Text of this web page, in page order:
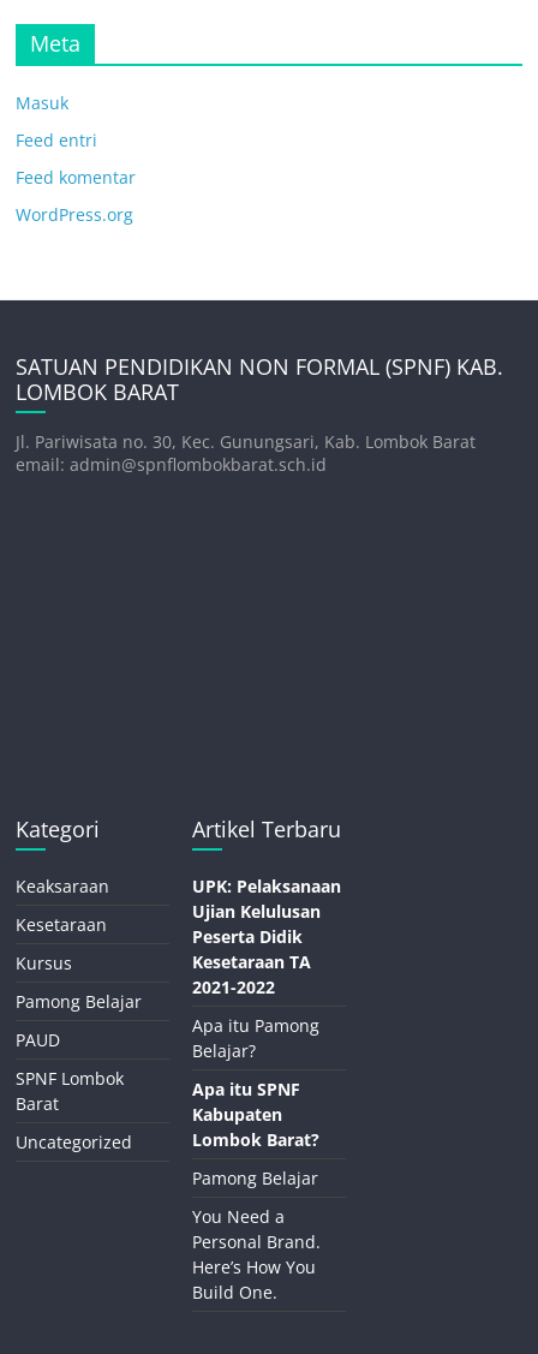
Meta
Masuk
Feed entri
Feed komentar
WordPress.org
SATUAN PENDIDIKAN NON FORMAL (SPNF) KAB.
LOMBOK BARAT
Jl. Pariwisata no. 30, Kec. Gunungsari, Kab. Lombok Barat
email: admin@spnflombokbarat.sch.id
Kategori
Keaksaraan
Kesetaraan
Kursus
Pamong Belajar
PAUD
SPNF Lombok
Barat
Uncategorized
Artikel Terbaru
UPK: Pelaksanaan
Ujian Kelulusan
Peserta Didik
Kesetaraan TA
2021-2022
Apa itu Pamong
Belajar?
Apa itu SPNF
Kabupaten
Lombok Barat?
Pamong Belajar
You Need a
Personal Brand.
Here’s How You
Build One.